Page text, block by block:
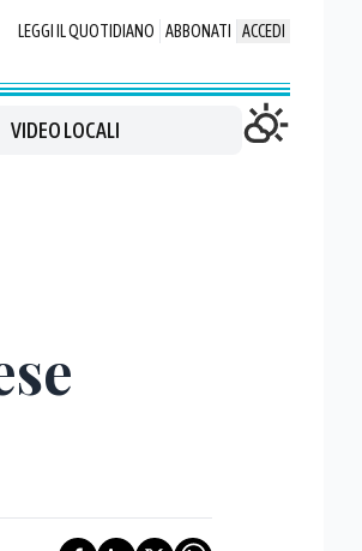
LEGGI IL QUOTIDIANO ABBONATI ACCEDI
VIDEO LOCALI